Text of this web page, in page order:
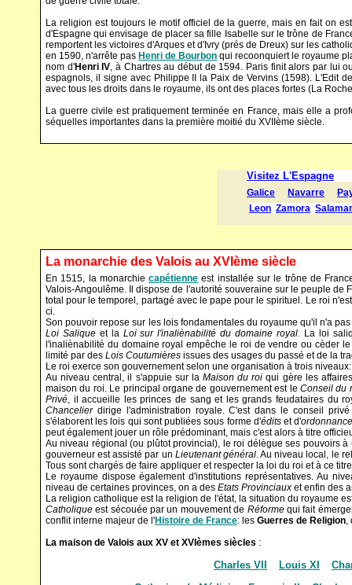
La religion est toujours le motif officiel de la guerre, mais en fait on
d'Espagne qui envisage de placer sa fille Isabelle sur le trône de
remportent les victoires d'Arques et d'Ivry (prés de Dreux) sur les
en 1590, n'arrête pas Henri de Bourbon qui recoonquiert le royaume
nom d'Henri IV, à Chartres au début de 1594. Paris finit alors par lui
espagnols, il signe avec Philippe II la Paix de Vervins (1598). L'Edit
avec tous les droits dans le royaume, ils ont des places fortes (La
La guerre civile est pratiquement terminée en France, mais elle a
séquelles importantes dans la première moitié du XVIIème siècle.
La monarchie des Valois au XVIème siècle
En 1515, la monarchiecapétienne est installée sur le trône de
Valois-Angoulême. Il dispose de l'autorité souveraine sur le peuple
total pour le temporel, partagé avec le pape pour le spirituel. Le roi
ci.
Son pouvoir repose sur les lois fondamentales du royaume qu'il n'a
Loi Saliqueet la Loi sur l'inaliènabilité du domaine royal. La loi
l'inaliènabilité du domaine royal empêche le roi de vendre ou cèder
limité par des Lois Coutumières issues des usages du passé et de la
Le roi exerce son gouvernement selon une organisation à trois
Au niveau central, il s'appuie sur la Maison du roi qui gère les
maison du roi. Le principal organe de gouvernement est le Conseil du
Privé, il accueille les princes de sang et les grands feudataires du
Chancelierdirige l'administration royale. C'est dans le conseil
s'élaborent les lois qui sont publiées sous forme d'édits et d'
peut également jouer un rôle prédominant, mais c'est alors à titre
Au niveau régional (ou plûtot provincial), le roi délègue ses pouvoirs
gouverneur est assisté par un Lieutenant général. Au niveau local, le
Tous sont chargés de faire appliquer et respecter la loi du roi et à ce
Le royaume dispose également d'institutions représentatives. Au
niveau de certaines provinces, on a des Etats Provinciaux et enfin des
La religion catholique est la religion de l'état, la situation du royaume
Catholique est sécouée par un mouvement de Réformequi fait
conflit interne majeur de l'Histoire de France: les Guerres de Religion,
La maison de Valois aux XV et XVIèmes siècles :
Charles VII Louis XI